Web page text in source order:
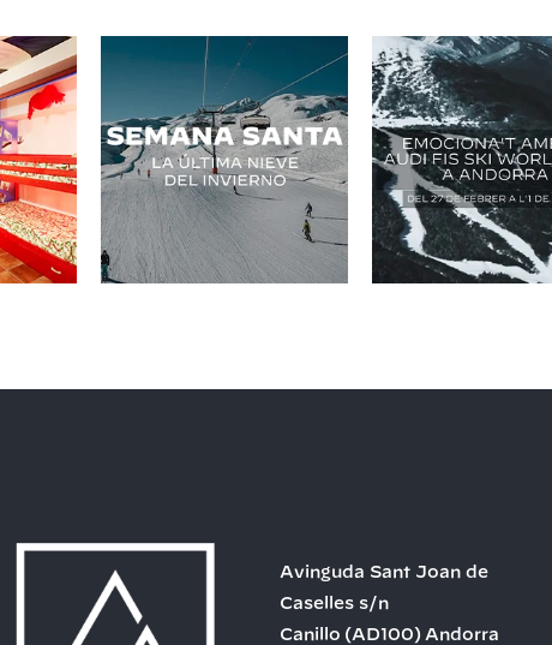
Avinguda Sant Joan de
Caselles s/n
Canillo (AD100) Andorra